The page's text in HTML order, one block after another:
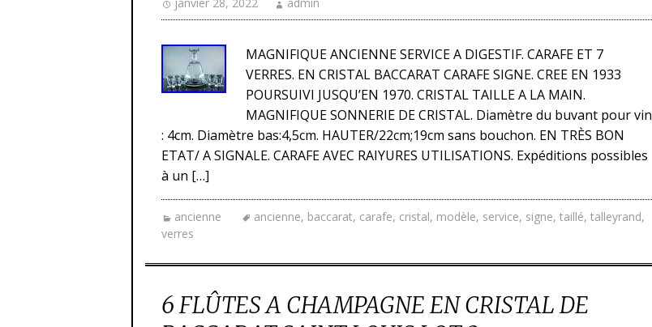
MAGNIFIQUE ANCIENNE SERVICE A DIGESTIF. CARAFE ET 7
VERRES. EN CRISTAL BACCARAT CARAFE SIGNE. CREE EN 1933
POURSUIVI JUSQU’EN 1970. CRISTAL TAILLE A LA MAIN.
MAGNIFIQUE SONNERIE DE CRISTAL. Diamètre du buvant pour vin
: 4cm. Diamètre bas:4,5cm. HAUTER/22cm;19cm sans bouchon. EN TRÈS BON
ETAT/ A SIGNALE. CARAFE AVEC RAIYURES UTILISATIONS. Expéditions possibles
à un […]
ancienne ancienne, baccarat, carafe, cristal, modèle, service, signe, taillé, talleyrand,
verres
6 FLÛTES A CHAMPAGNE EN CRISTAL DE